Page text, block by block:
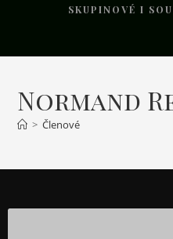
SKUPINOVÉ I
Normand
> Členové